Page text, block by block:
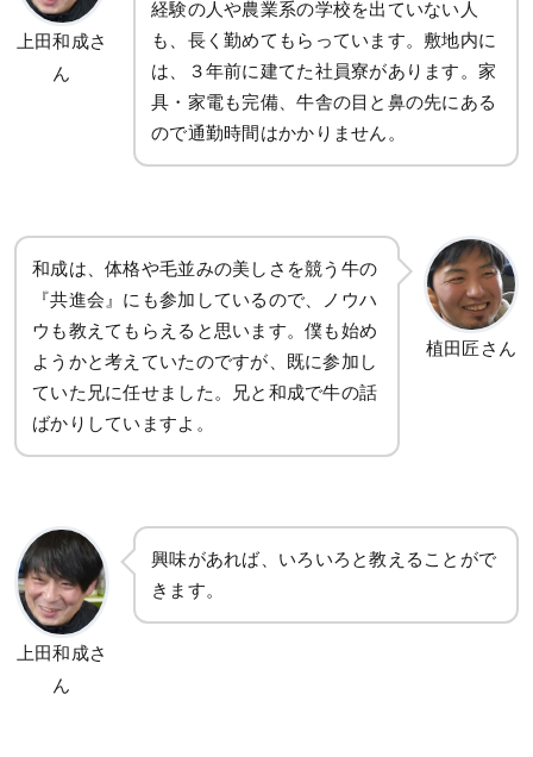
上田和成さ
ん
経験の人や農業系の学校を出ていない人
も、長く勤めてもらっています。敷地内に
は、３年前に建てた社員寮があります。家
具・家電も完備、牛舎の目と鼻の先にある
ので通勤時間はかかりません。
和成は、体格や毛並みの美しさを競う牛の
『共進会』にも参加しているので、ノウハ
ウも教えてもらえると思います。僕も始め
ようかと考えていたのですが、既に参加し
ていた兄に任せました。兄と和成で牛の話
ばかりしていますよ。
植田匠さん
上田和成さ
ん
興味があれば、いろいろと教えることがで
きます。